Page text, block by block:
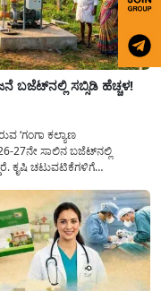
ಬಜೆಟ್‌ನಲ್ಲಿ ಸಬ್ಸಿಡಿ ಹೆಚ್ಚಳ!
‘ಗಂಗಾ ಕಲ್ಯಾಣ
27ನೇ ಸಾಲಿನ ಬಜೆಟ್‌ನಲ್ಲಿ
ಕೃಷಿ ಚಟುವಟಿಕೆಗಳಿಗೆ